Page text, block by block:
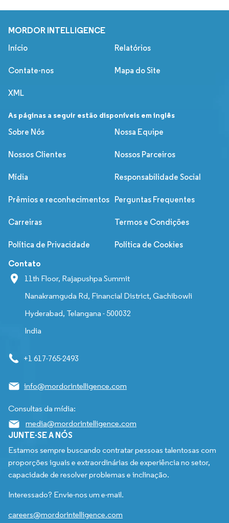
MORDOR INTELLIGENCE
Início Relatórios
Contate-nos Mapa do Site
XML
As páginas a seguir estão disponíveis em inglês
Sobre Nós
Nossa Equipe
Nossos Clientes Nossos Parceiros
Mídia Responsabilidade Social
Prêmios e reconhecimentos Perguntas Frequentes
Carreiras Termos e Condições
Política de Privacidade Política de Cookies
Contato
11th Floor, Rajapushpa Summit
Nanakramguda Rd, Financial District, Gachibowli
Hyderabad, Telangana - 500032
India
+1 617-765-2493
info@mordorintelligence.com
Consultas da mídia:
media@mordorintelligence.com
JUNTE-SE A NÓS
Estamos sempre buscando contratar pessoas talentosas com
proporções iguais e extraordinárias de experiência no setor,
capacidade de resolver problemas e inclinação.
Interessado? Envie-nos um e-mail.
careers@mordorintelligence.com